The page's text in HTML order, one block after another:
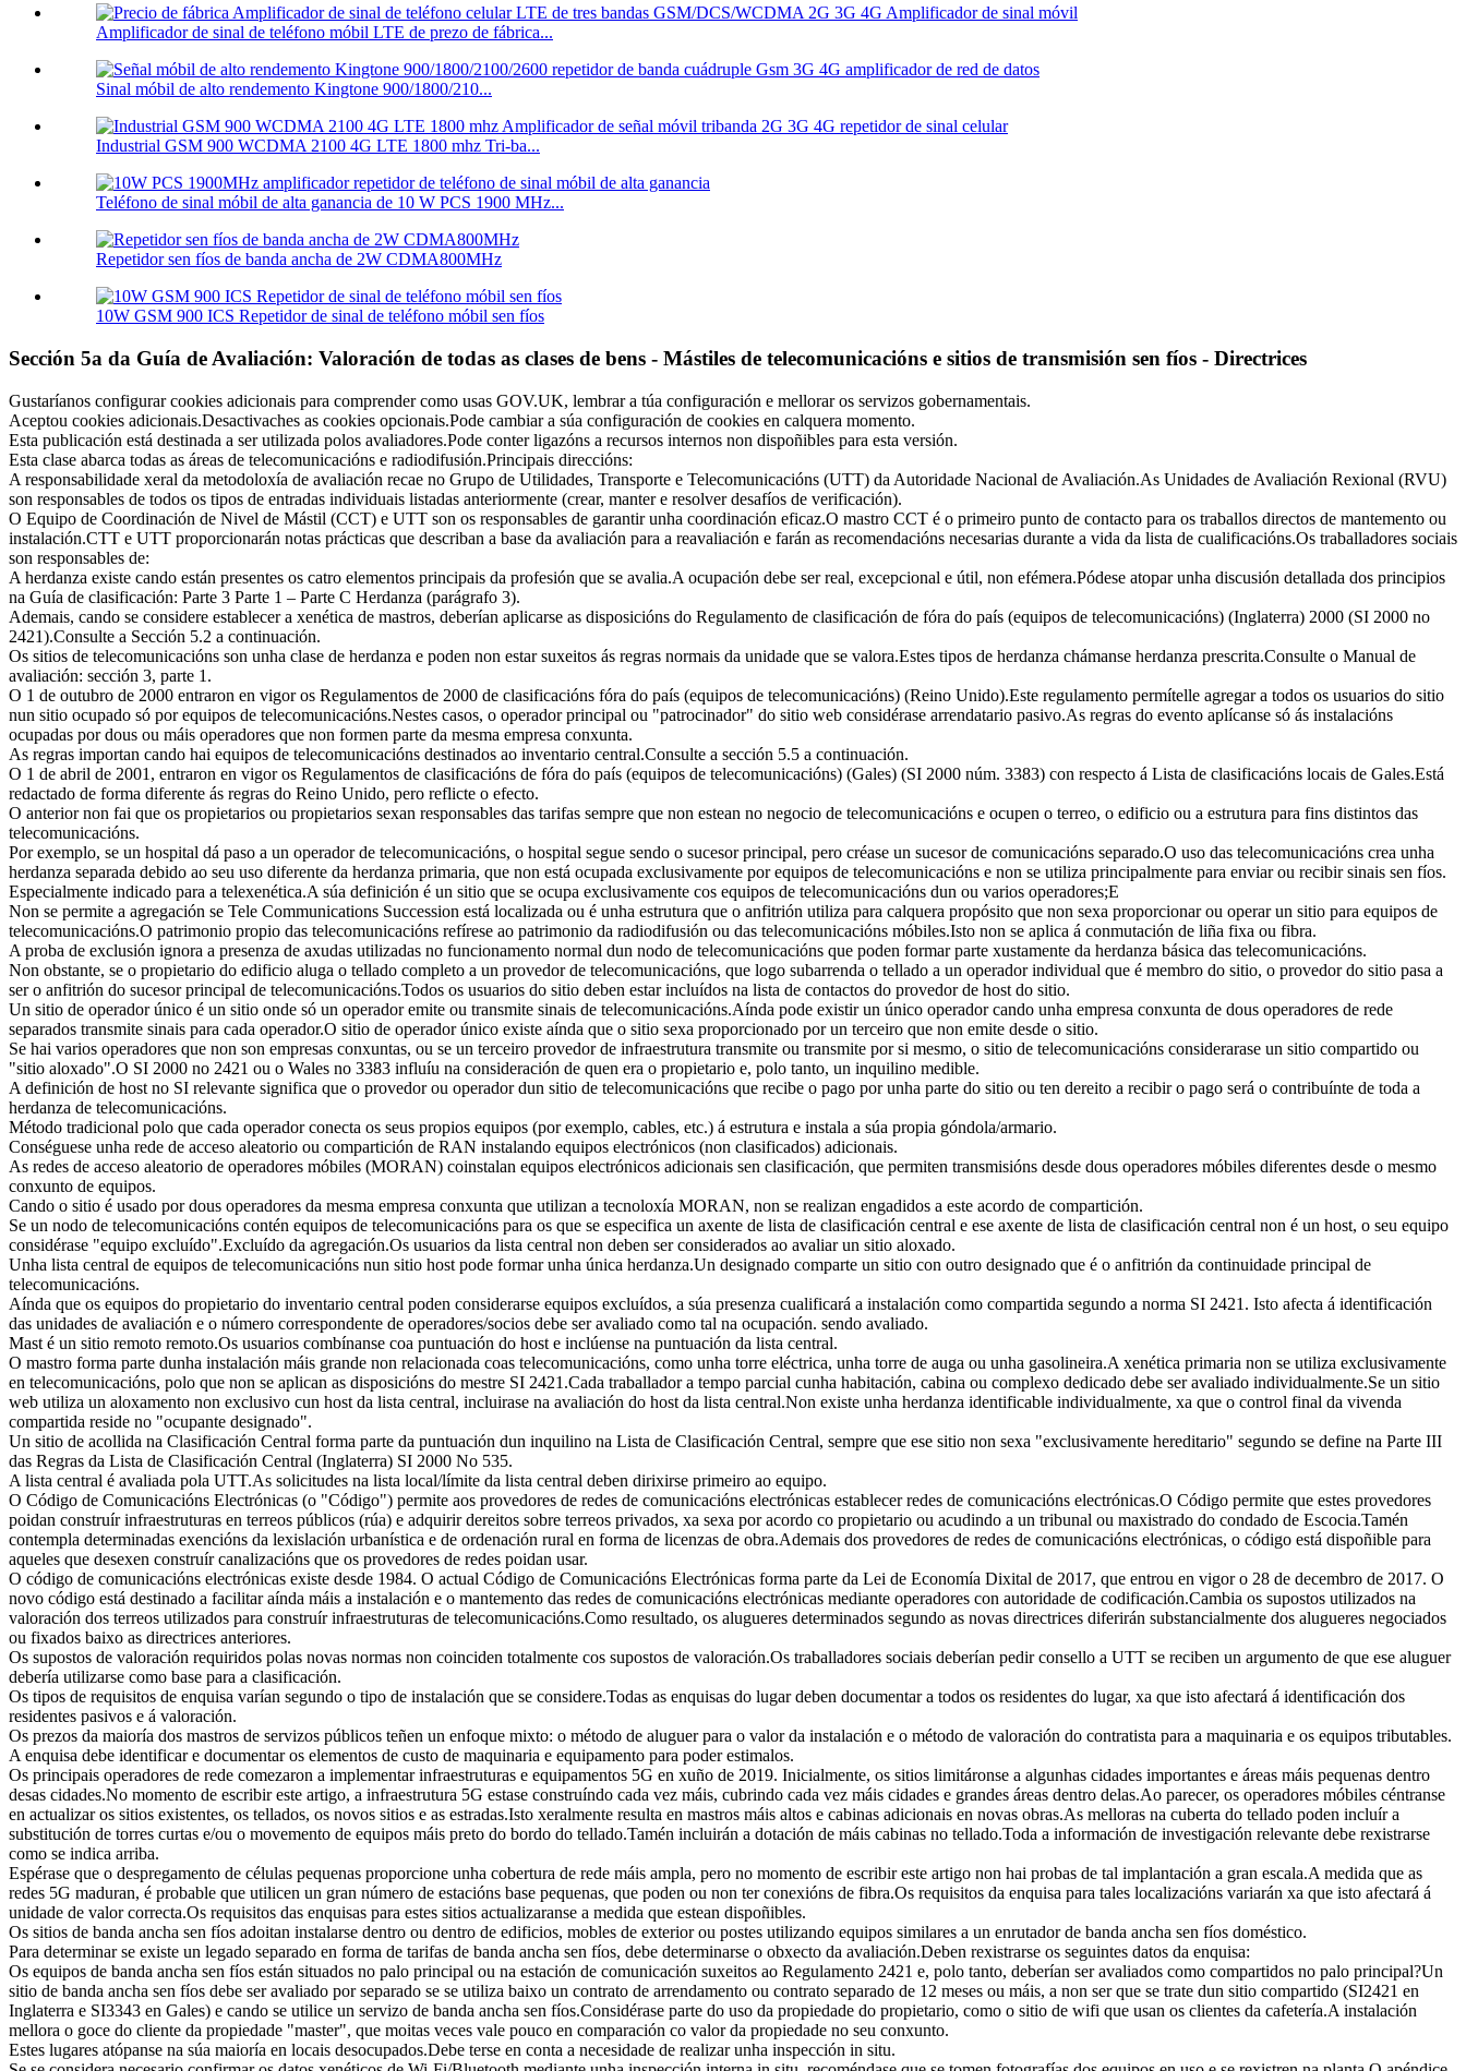
Amplificador de sinal de teléfono móbil LTE de prezo de fábrica...
Sinal móbil de alto rendemento Kingtone 900/1800/210...
Industrial GSM 900 WCDMA 2100 4G LTE 1800 mhz Tri-ba...
Teléfono de sinal móbil de alta ganancia de 10 W PCS 1900 MHz...
Repetidor sen fíos de banda ancha de 2W CDMA800MHz
10W GSM 900 ICS Repetidor de sinal de teléfono móbil sen fíos
Sección 5a da Guía de Avaliación: Valoración de todas as clases de bens - Mástiles de telecomunicacións e sitios de transmisión sen fíos - Directrices
Gustaríanos configurar cookies adicionais para comprender como usas GOV.UK, lembrar a túa configuración e mellorar os servizos gobernamentais.
Aceptou cookies adicionais.Desactivaches as cookies opcionais.Pode cambiar a súa configuración de cookies en calquera momento.
Esta publicación está destinada a ser utilizada polos avaliadores.Pode conter ligazóns a recursos internos non dispoñibles para esta versión.
Esta clase abarca todas as áreas de telecomunicacións e radiodifusión.Principais direccións:
A responsabilidade xeral da metodoloxía de avaliación recae no Grupo de Utilidades, Transporte e Telecomunicacións (UTT) da Autoridade Nacional de Avaliación.As Unidades de Avaliación Rexional (RVU)
son responsables de todos os tipos de entradas individuais listadas anteriormente (crear, manter e resolver desafíos de verificación).
O Equipo de Coordinación de Nivel de Mástil (CCT) e UTT son os responsables de garantir unha coordinación eficaz.O mastro CCT é o primeiro punto de contacto para os traballos directos de mantemento ou
instalación.CTT e UTT proporcionarán notas prácticas que describan a base da avaliación para a reavaliación e farán as recomendacións necesarias durante a vida da lista de cualificacións.Os traballadores sociais
son responsables de:
A herdanza existe cando están presentes os catro elementos principais da profesión que se avalia.A ocupación debe ser real, excepcional e útil, non efémera.Pódese atopar unha discusión detallada dos principios
na Guía de clasificación: Parte 3 Parte 1 – Parte C Herdanza (parágrafo 3).
Ademais, cando se considere establecer a xenética de mastros, deberían aplicarse as disposicións do Regulamento de clasificación de fóra do país (equipos de telecomunicacións) (Inglaterra) 2000 (SI 2000 no
2421).Consulte a Sección 5.2 a continuación.
Os sitios de telecomunicacións son unha clase de herdanza e poden non estar suxeitos ás regras normais da unidade que se valora.Estes tipos de herdanza chámanse herdanza prescrita.Consulte o Manual de
avaliación: sección 3, parte 1.
O 1 de outubro de 2000 entraron en vigor os Regulamentos de 2000 de clasificacións fóra do país (equipos de telecomunicacións) (Reino Unido).Este regulamento permítelle agregar a todos os usuarios do sitio
nun sitio ocupado só por equipos de telecomunicacións.Nestes casos, o operador principal ou "patrocinador" do sitio web considérase arrendatario pasivo.As regras do evento aplícanse só ás instalacións
ocupadas por dous ou máis operadores que non formen parte da mesma empresa conxunta.
As regras importan cando hai equipos de telecomunicacións destinados ao inventario central.Consulte a sección 5.5 a continuación.
O 1 de abril de 2001, entraron en vigor os Regulamentos de clasificacións de fóra do país (equipos de telecomunicacións) (Gales) (SI 2000 núm. 3383) con respecto á Lista de clasificacións locais de Gales.Está
redactado de forma diferente ás regras do Reino Unido, pero reflicte o efecto.
O anterior non fai que os propietarios ou propietarios sexan responsables das tarifas sempre que non estean no negocio de telecomunicacións e ocupen o terreo, o edificio ou a estrutura para fins distintos das
telecomunicacións.
Por exemplo, se un hospital dá paso a un operador de telecomunicacións, o hospital segue sendo o sucesor principal, pero créase un sucesor de comunicacións separado.O uso das telecomunicacións crea unha
herdanza separada debido ao seu uso diferente da herdanza primaria, que non está ocupada exclusivamente por equipos de telecomunicacións e non se utiliza principalmente para enviar ou recibir sinais sen fíos.
Especialmente indicado para a telexenética.A súa definición é un sitio que se ocupa exclusivamente cos equipos de telecomunicacións dun ou varios operadores;E
Non se permite a agregación se Tele Communications Succession está localizada ou é unha estrutura que o anfitrión utiliza para calquera propósito que non sexa proporcionar ou operar un sitio para equipos de
telecomunicacións.O patrimonio propio das telecomunicacións refírese ao patrimonio da radiodifusión ou das telecomunicacións móbiles.Isto non se aplica á conmutación de liña fixa ou fibra.
A proba de exclusión ignora a presenza de axudas utilizadas no funcionamento normal dun nodo de telecomunicacións que poden formar parte xustamente da herdanza básica das telecomunicacións.
Non obstante, se o propietario do edificio aluga o tellado completo a un provedor de telecomunicacións, que logo subarrenda o tellado a un operador individual que é membro do sitio, o provedor do sitio pasa a
ser o anfitrión do sucesor principal de telecomunicacións.Todos os usuarios do sitio deben estar incluídos na lista de contactos do provedor de host do sitio.
Un sitio de operador único é un sitio onde só un operador emite ou transmite sinais de telecomunicacións.Aínda pode existir un único operador cando unha empresa conxunta de dous operadores de rede
separados transmite sinais para cada operador.O sitio de operador único existe aínda que o sitio sexa proporcionado por un terceiro que non emite desde o sitio.
Se hai varios operadores que non son empresas conxuntas, ou se un terceiro provedor de infraestrutura transmite ou transmite por si mesmo, o sitio de telecomunicacións considerarase un sitio compartido ou
"sitio aloxado".O SI 2000 no 2421 ou o Wales no 3383 influíu na consideración de quen era o propietario e, polo tanto, un inquilino medible.
A definición de host no SI relevante significa que o provedor ou operador dun sitio de telecomunicacións que recibe o pago por unha parte do sitio ou ten dereito a recibir o pago será o contribuínte de toda a
herdanza de telecomunicacións.
Método tradicional polo que cada operador conecta os seus propios equipos (por exemplo, cables, etc.) á estrutura e instala a súa propia góndola/armario.
Conséguese unha rede de acceso aleatorio ou compartición de RAN instalando equipos electrónicos (non clasificados) adicionais.
As redes de acceso aleatorio de operadores móbiles (MORAN) coinstalan equipos electrónicos adicionais sen clasificación, que permiten transmisións desde dous operadores móbiles diferentes desde o mesmo
conxunto de equipos.
Cando o sitio é usado por dous operadores da mesma empresa conxunta que utilizan a tecnoloxía MORAN, non se realizan engadidos a este acordo de compartición.
Se un nodo de telecomunicacións contén equipos de telecomunicacións para os que se especifica un axente de lista de clasificación central e ese axente de lista de clasificación central non é un host, o seu equipo
considérase "equipo excluído".Excluído da agregación.Os usuarios da lista central non deben ser considerados ao avaliar un sitio aloxado.
Unha lista central de equipos de telecomunicacións nun sitio host pode formar unha única herdanza.Un designado comparte un sitio con outro designado que é o anfitrión da continuidade principal de
telecomunicacións.
Aínda que os equipos do propietario do inventario central poden considerarse equipos excluídos, a súa presenza cualificará a instalación como compartida segundo a norma SI 2421. Isto afecta á identificación
das unidades de avaliación e o número correspondente de operadores/socios debe ser avaliado como tal na ocupación. sendo avaliado.
Mast é un sitio remoto remoto.Os usuarios combínanse coa puntuación do host e inclúense na puntuación da lista central.
O mastro forma parte dunha instalación máis grande non relacionada coas telecomunicacións, como unha torre eléctrica, unha torre de auga ou unha gasolineira.A xenética primaria non se utiliza exclusivamente
en telecomunicacións, polo que non se aplican as disposicións do mestre SI 2421.Cada traballador a tempo parcial cunha habitación, cabina ou complexo dedicado debe ser avaliado individualmente.Se un sitio
web utiliza un aloxamento non exclusivo cun host da lista central, incluirase na avaliación do host da lista central.Non existe unha herdanza identificable individualmente, xa que o control final da vivenda
compartida reside no "ocupante designado".
Un sitio de acollida na Clasificación Central forma parte da puntuación dun inquilino na Lista de Clasificación Central, sempre que ese sitio non sexa "exclusivamente hereditario" segundo se define na Parte III
das Regras da Lista de Clasificación Central (Inglaterra) SI 2000 No 535.
A lista central é avaliada pola UTT.As solicitudes na lista local/límite da lista central deben dirixirse primeiro ao equipo.
O Código de Comunicacións Electrónicas (o "Código") permite aos provedores de redes de comunicacións electrónicas establecer redes de comunicacións electrónicas.O Código permite que estes provedores
poidan construír infraestruturas en terreos públicos (rúa) e adquirir dereitos sobre terreos privados, xa sexa por acordo co propietario ou acudindo a un tribunal ou maxistrado do condado de Escocia.Tamén
contempla determinadas exencións da lexislación urbanística e de ordenación rural en forma de licenzas de obra.Ademais dos provedores de redes de comunicacións electrónicas, o código está dispoñible para
aqueles que desexen construír canalizacións que os provedores de redes poidan usar.
O código de comunicacións electrónicas existe desde 1984. O actual Código de Comunicacións Electrónicas forma parte da Lei de Economía Dixital de 2017, que entrou en vigor o 28 de decembro de 2017. O
novo código está destinado a facilitar aínda máis a instalación e o mantemento das redes de comunicacións electrónicas mediante operadores con autoridade de codificación.Cambia os supostos utilizados na
valoración dos terreos utilizados para construír infraestruturas de telecomunicacións.Como resultado, os alugueres determinados segundo as novas directrices diferirán substancialmente dos alugueres negociados
ou fixados baixo as directrices anteriores.
Os supostos de valoración requiridos polas novas normas non coinciden totalmente cos supostos de valoración.Os traballadores sociais deberían pedir consello a UTT se reciben un argumento de que ese aluguer
debería utilizarse como base para a clasificación.
Os tipos de requisitos de enquisa varían segundo o tipo de instalación que se considere.Todas as enquisas do lugar deben documentar a todos os residentes do lugar, xa que isto afectará á identificación dos
residentes pasivos e á valoración.
Os prezos da maioría dos mastros de servizos públicos teñen un enfoque mixto: o método de aluguer para o valor da instalación e o método de valoración do contratista para a maquinaria e os equipos tributables.
A enquisa debe identificar e documentar os elementos de custo de maquinaria e equipamento para poder estimalos.
Os principais operadores de rede comezaron a implementar infraestruturas e equipamentos 5G en xuño de 2019. Inicialmente, os sitios limitáronse a algunhas cidades importantes e áreas máis pequenas dentro
desas cidades.No momento de escribir este artigo, a infraestrutura 5G estase construíndo cada vez máis, cubrindo cada vez máis cidades e grandes áreas dentro delas.Ao parecer, os operadores móbiles céntranse
en actualizar os sitios existentes, os tellados, os novos sitios e as estradas.Isto xeralmente resulta en mastros máis altos e cabinas adicionais en novas obras.As melloras na cuberta do tellado poden incluír a
substitución de torres curtas e/ou o movemento de equipos máis preto do bordo do tellado.Tamén incluirán a dotación de máis cabinas no tellado.Toda a información de investigación relevante debe rexistrarse
como se indica arriba.
Espérase que o despregamento de células pequenas proporcione unha cobertura de rede máis ampla, pero no momento de escribir este artigo non hai probas de tal implantación a gran escala.A medida que as
redes 5G maduran, é probable que utilicen un gran número de estacións base pequenas, que poden ou non ter conexións de fibra.Os requisitos da enquisa para tales localizacións variarán xa que isto afectará á
unidade de valor correcta.Os requisitos das enquisas para estes sitios actualizaranse a medida que estean dispoñibles.
Os sitios de banda ancha sen fíos adoitan instalarse dentro ou dentro de edificios, mobles de exterior ou postes utilizando equipos similares a un enrutador de banda ancha sen fíos doméstico.
Para determinar se existe un legado separado en forma de tarifas de banda ancha sen fíos, debe determinarse o obxecto da avaliación.Deben rexistrarse os seguintes datos da enquisa:
Os equipos de banda ancha sen fíos están situados no palo principal ou na estación de comunicación suxeitos ao Regulamento 2421 e, polo tanto, deberían ser avaliados como compartidos no palo principal?Un
sitio de banda ancha sen fíos debe ser avaliado por separado se se utiliza baixo un contrato de arrendamento ou contrato separado de 12 meses ou máis, a non ser que se trate dun sitio compartido (SI2421 en
Inglaterra e SI3343 en Gales) e cando se utilice un servizo de banda ancha sen fíos.Considérase parte do uso da propiedade do propietario, como o sitio de wifi que usan os clientes da cafetería.A instalación
mellora o goce do cliente da propiedade "master", que moitas veces vale pouco en comparación co valor da propiedade no seu conxunto.
Estes lugares atópanse na súa maioría en locais desocupados.Debe terse en conta a necesidade de realizar unha inspección in situ.